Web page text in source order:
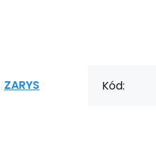
ZARYS Kód: